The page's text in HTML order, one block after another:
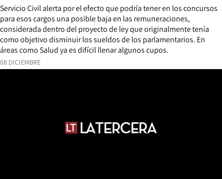
08 DICIEMBRE
Servicio Civil alerta por el efecto que podría tener en los concursos
para esos cargos una posible baja en las remuneraciones,
considerada dentro del proyecto de ley que originalmente tenía
como objetivo disminuir los sueldos de los parlamentarios. En
áreas como Salud ya es difícil llenar algunos cupos.